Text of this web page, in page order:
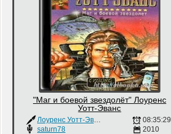
"Маг и боевой звездолёт" Лоуренс
Уотт-Эванс
Лоуренс Уотт-Эванс
saturn78
08:35:29
2010